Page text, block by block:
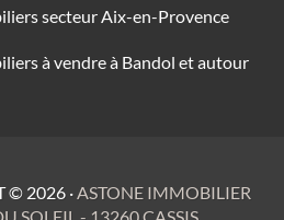
secteur Aix-en-Provence
à vendre à Bandol et autour
© 2026 ·ASTONE IMMOBILIER